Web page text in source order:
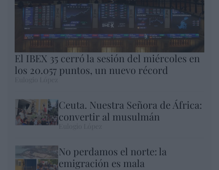
El IBEX 35 cerró la sesión del miércoles en
los 20.057 puntos, un nuevo récord
Ceuta. Nuestra Señora de África:
convertir al musulmán
No perdamos el norte: la
emigración es mala